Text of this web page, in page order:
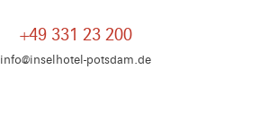
+49 331 23 200
info@inselhotel-potsdam.de